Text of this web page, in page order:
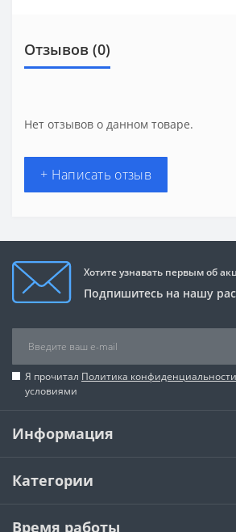
Отзывов (0)
Нет отзывов о данном товаре.
+ Написать отзыв
Хотите узнавать первым об
Подпишитесь на нашу
Я прочитал Политика конфиденциальности
условиями
Информация
Категории
Время работы